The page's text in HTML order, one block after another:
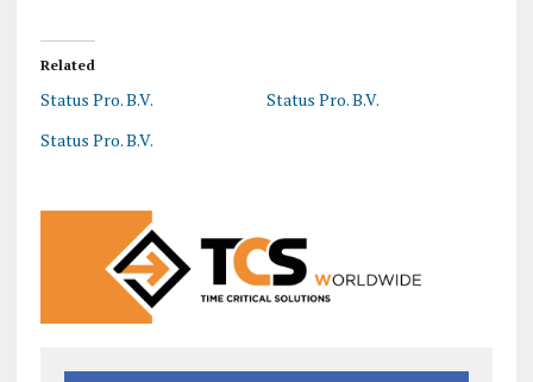
Related
Status Pro. B.V.
Status Pro. B.V.
Status Pro. B.V.